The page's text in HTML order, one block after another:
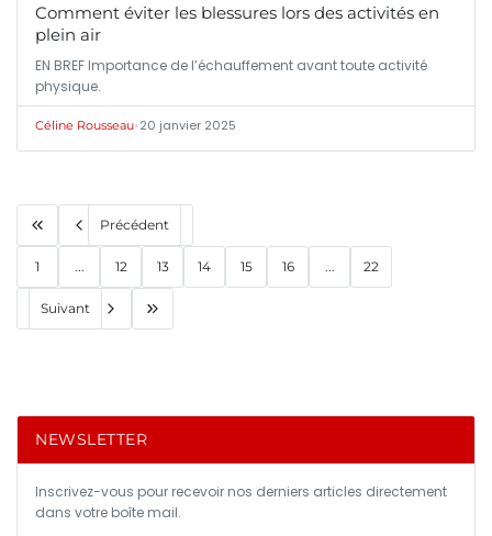
Comment éviter les blessures lors des activités en
plein air
EN BREF Importance de l’échauffement avant toute activité
physique.
Céline Rousseau•20 janvier 2025
Précédent
1 ... 12 13 14 15 16 ... 22
Suivant
NEWSLETTER
Inscrivez-vous pour recevoir nos derniers articles directement
dans votre boîte mail.